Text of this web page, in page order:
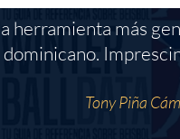
herramienta más
dominicano.
Tony Piña